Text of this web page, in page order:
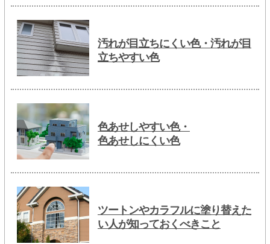
汚れが目立ちにくい色・汚れが目
立ちやすい色
色あせしやすい色・
色あせしにくい色
ツートンやカラフルに塗り替えた
い人が知っておくべきこと